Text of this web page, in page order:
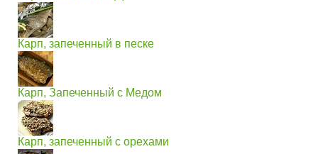
Карп, запеченный в песке
Карп, Запеченный с Медом
Карп, запеченный с орехами